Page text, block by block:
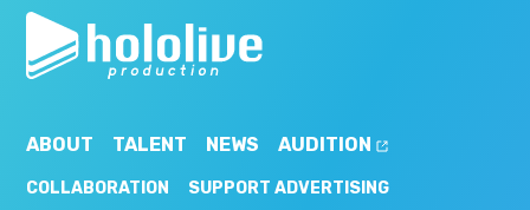
ABOUT TALENT NEWS AUDITION
COLLABORATION
SUPPORT ADVERTISING